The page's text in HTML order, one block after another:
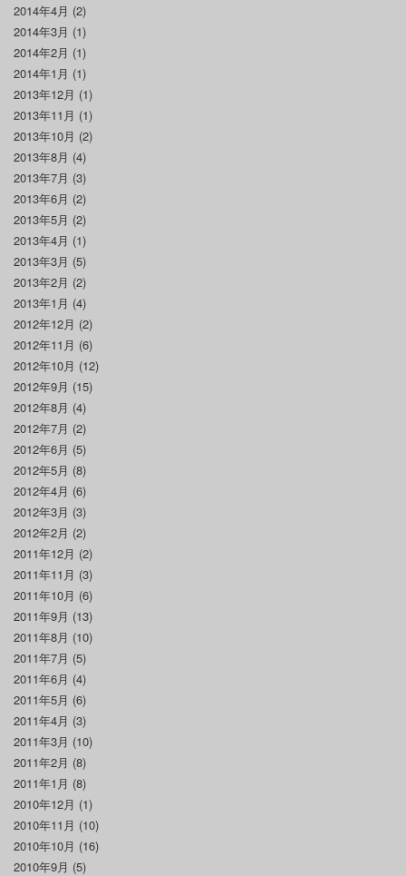
2014年4月 (2)
2014年3月 (1)
2014年2月 (1)
2014年1月 (1)
2013年12月 (1)
2013年11月 (1)
2013年10月 (2)
2013年8月 (4)
2013年7月 (3)
2013年6月 (2)
2013年5月 (2)
2013年4月 (1)
2013年3月 (5)
2013年2月 (2)
2013年1月 (4)
2012年12月 (2)
2012年11月 (6)
2012年10月 (12)
2012年9月 (15)
2012年8月 (4)
2012年7月 (2)
2012年6月 (5)
2012年5月 (8)
2012年4月 (6)
2012年3月 (3)
2012年2月 (2)
2011年12月 (2)
2011年11月 (3)
2011年10月 (6)
2011年9月 (13)
2011年8月 (10)
2011年7月 (5)
2011年6月 (4)
2011年5月 (6)
2011年4月 (3)
2011年3月 (10)
2011年2月 (8)
2011年1月 (8)
2010年12月 (1)
2010年11月 (10)
2010年10月 (16)
2010年9月 (5)